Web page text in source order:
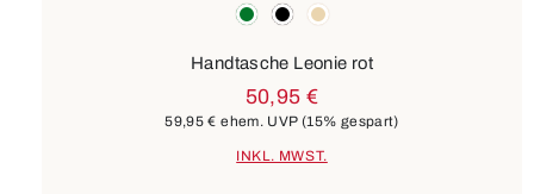
grün schwarzbeige
Handtasche Leonie rot
50,95 €
59,95 € ehem. UVP (15% gespart)
INKL. MWST.